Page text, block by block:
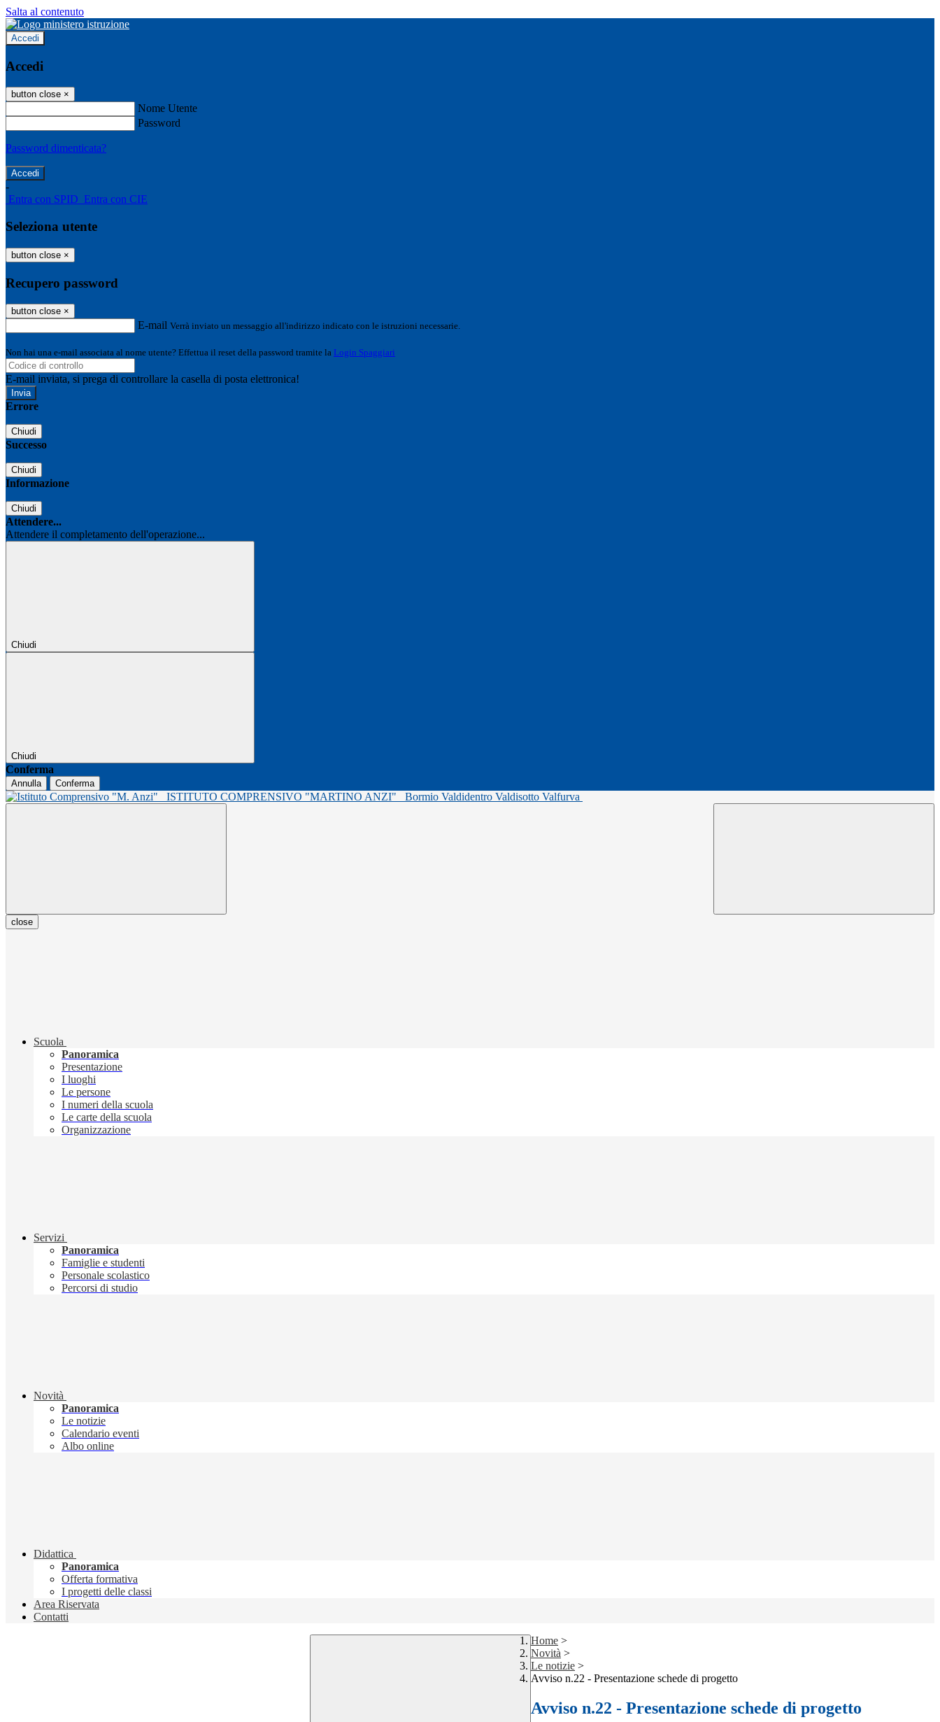
Salta al contenuto
Accedi
Accedi
button close ×
Nome Utente
Password
Password dimenticata?
-
Entra con SPID Entra con CIE
Seleziona utente
button close ×
Recupero password
button close ×
E-mail Verrà inviato un messaggio all'indirizzo indicato con le istruzioni necessarie.
Non hai una e-mail associata al nome utente? Effettua il reset della password tramite la Login Spaggiari
E-mail inviata, si prega di controllare la casella di posta elettronica!
Errore
Chiudi
Successo
Chiudi
Informazione
Chiudi
Attendere...
Attendere il completamento dell'operazione...
Chiudi
Chiudi
Conferma
Annulla Conferma
ISTITUTO COMPRENSIVO "MARTINO ANZI" Bormio Valdidentro Valdisotto Valfurva
close
Scuola
Panoramica
Presentazione
I luoghi
Le persone
I numeri della scuola
Le carte della scuola
Organizzazione
Servizi
Panoramica
Famiglie e studenti
Personale scolastico
Percorsi di studio
Novità
Panoramica
Le notizie
Calendario eventi
Albo online
Didattica
Panoramica
Offerta formativa
I progetti delle classi
Area Riservata
Contatti
Home >
Novità >
Le notizie >
Avviso n.22 - Presentazione schede di progetto
Avviso n.22 - Presentazione schede di progetto